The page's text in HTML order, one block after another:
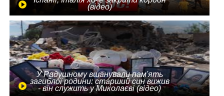
(відео)
У Радушному вшанували пам'ять
загиблої родини: старший син вижив
- він служить у Миколаєві (відео)